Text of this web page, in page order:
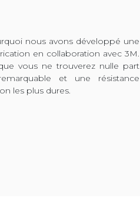
nous avons développé une
en collaboration avec 3M.
vous ne trouverez nulle part
et une résistance
les plus dures.